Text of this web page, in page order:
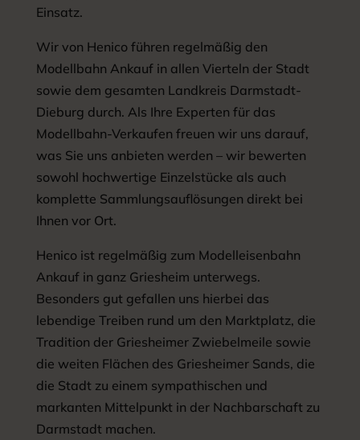
Einsatz.
Wir von Henico führen regelmäßig den
Modellbahn Ankauf in allen Vierteln der Stadt
sowie dem gesamten Landkreis Darmstadt-
Dieburg durch. Als Ihre Experten für das
Modellbahn-Verkaufen freuen wir uns darauf,
was Sie uns anbieten werden – wir bewerten
sowohl hochwertige Einzelstücke als auch
komplette Sammlungsauflösungen direkt bei
Ihnen vor Ort.
Henico ist regelmäßig zum Modelleisenbahn
Ankauf in ganz Griesheim unterwegs.
Besonders gut gefallen uns hierbei das
lebendige Treiben rund um den Marktplatz, die
Tradition der Griesheimer Zwiebelmeile sowie
die weiten Flächen des Griesheimer Sands, die
die Stadt zu einem sympathischen und
markanten Mittelpunkt in der Nachbarschaft zu
Darmstadt machen.